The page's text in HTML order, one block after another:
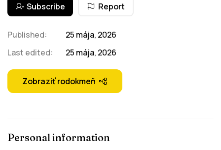
Subscribe Report
Published:
25 mája, 2026
Last edited:
25 mája, 2026
Zobraziť rodokmeň
Personal information